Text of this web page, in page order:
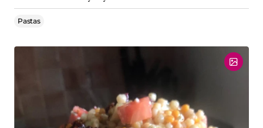
Pastas